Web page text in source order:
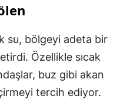
su, bölgeyi adeta bir
Özellikle sıcak
buz gibi akan
tercih ediyor.